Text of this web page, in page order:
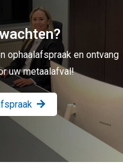
ophaalafspraak en ontvang
uw metaalafval!